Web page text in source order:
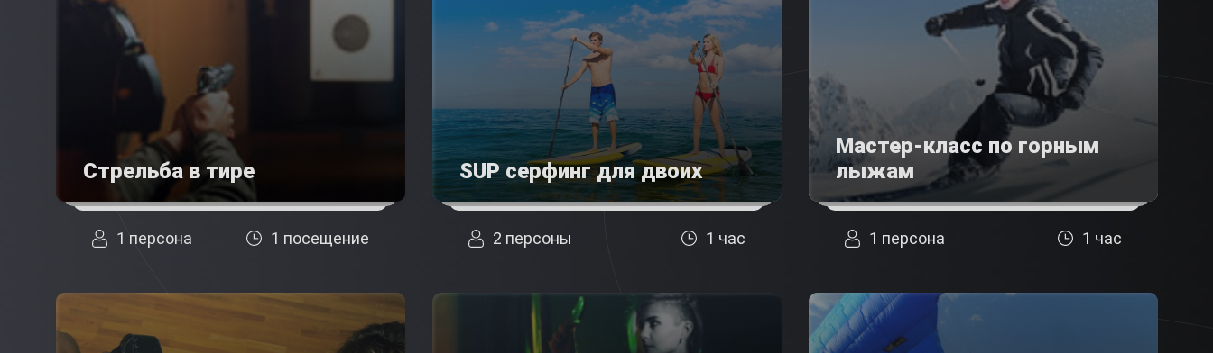
Стрельба в тире
1 персона 1 посещение
SUP серфинг для двоих
2 персоны 1 час
Мастер-класс по горным
лыжам
1 персона 1 час